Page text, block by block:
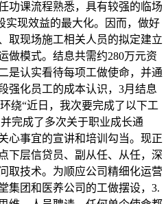
功课流程熟悉，具有较强的临场
实现效益的最大化。因而，做好
取现场施工相关人员的拟定建立
做模式。结息共需约280万元资
是认实看待每项工做使命，并通
强化员工的成本认识，3月结息
绕“近日，我次要完成了以下工
完成了多次关于职业成长通
心事宜的宣讲和培训勾当。现正
下层信贷员、副从任、从任，深
取技术。为顺应公司精细化运营
集团和医养公司的工做摆设，3.